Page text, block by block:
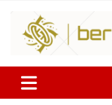
Sumsel